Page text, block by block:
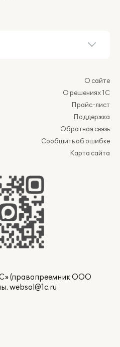
О сайте
О решениях 1С
Прайс-лист
Поддержка
Обратная связь
Сообщить об ошибке
Карта сайта
(правопреемник ООО
websol@1c.ru